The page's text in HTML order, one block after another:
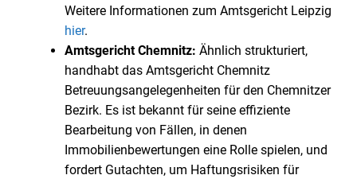
Weitere Informationen zum Amtsgericht Leipzig
hier.
Amtsgericht Chemnitz: Ähnlich strukturiert,
handhabt das Amtsgericht Chemnitz
Betreuungsangelegenheiten für den Chemnitzer
Bezirk. Es ist bekannt für seine effiziente
Bearbeitung von Fällen, in denen
Immobilienbewertungen eine Rolle spielen, und
fordert Gutachten, um Haftungsrisiken für